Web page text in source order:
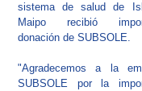
sistema de salud de
Maipo recibió
donación de SUBSOLE.
"Agradecemos a la
SUBSOLE por la